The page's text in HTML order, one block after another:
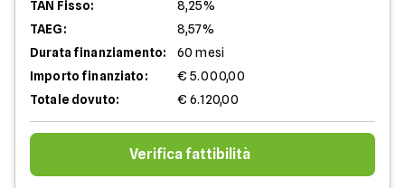
TAN Fisso:
8,25%
TAEG:
8,57%
Durata finanziamento:
60 mesi
Importo finanziato:
€ 5.000,00
Totale dovuto:
€ 6.120,00
Verifica fattibilità